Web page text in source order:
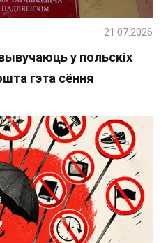
у польскіх
гэта сёння
21.07.2026